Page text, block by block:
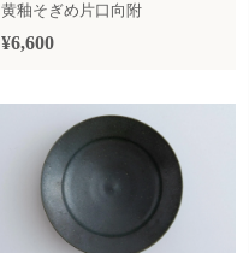
黄釉そぎめ片口向附
¥6,600